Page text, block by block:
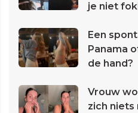
je niet
Een
Panama
de hand?
Vrouw
zich niets